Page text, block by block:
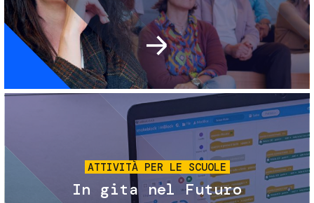
Immagine
ATTIVITÀ PER LE SCUOLE
In gita nel Futuro